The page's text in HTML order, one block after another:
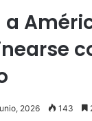
2026 143